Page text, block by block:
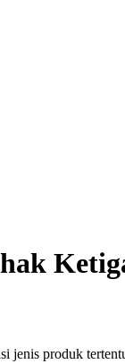
jenis produk